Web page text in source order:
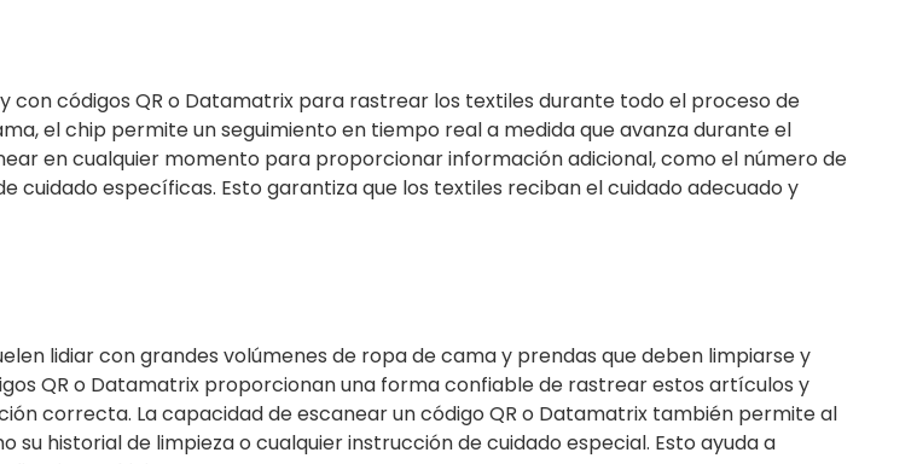
con códigos QR o Datamatrix para rastrear los textiles durante todo el proceso de
el chip permite un seguimiento en tiempo real a medida que avanza durante el
en cualquier momento para proporcionar información adicional, como el número de
cuidado específicas. Esto garantiza que los textiles reciban el cuidado adecuado y
lidiar con grandes volúmenes de ropa de cama y prendas que deben limpiarse y
QR o Datamatrix proporcionan una forma confiable de rastrear estos artículos y
correcta. La capacidad de escanear un código QR o Datamatrix también permite al
historial de limpieza o cualquier instrucción de cuidado especial. Esto ayuda a